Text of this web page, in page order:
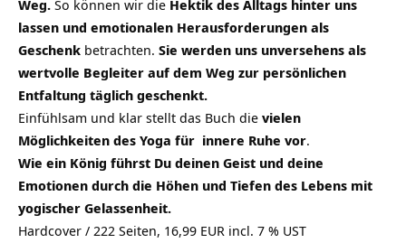
Weg. So können wir die Hektik des Alltags hinter uns
lassen und emotionalen Herausforderungen als
Geschenk betrachten. Sie werden uns unversehens als
wertvolle Begleiter auf dem Weg zur persönlichen
Entfaltung täglich geschenkt.
Einfühlsam und klar stellt das Buch die vielen
Möglichkeiten des Yoga für innere Ruhe vor.
Wie ein König führst Du deinen Geist und deine
Emotionen durch die Höhen und Tiefen des Lebens mit
yogischer Gelassenheit.
Hardcover / 222 Seiten, 16,99 EUR incl. 7 % UST